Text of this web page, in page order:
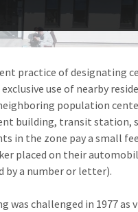
practice of designating
use of nearby
population
building, transit station,
in the zone pay a small
placed on their
by a number or letter).
was challenged in 1977 as